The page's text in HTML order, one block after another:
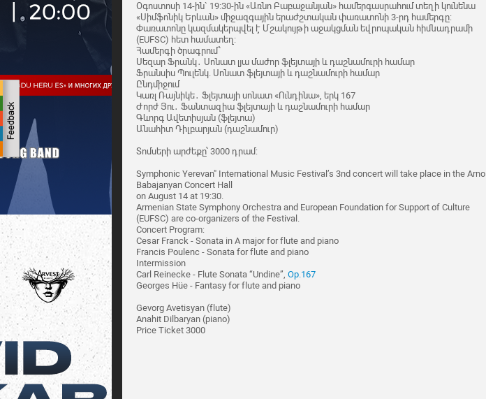
Օգոստոսի 14-ին` 19:30-ին «Առնո Բաբաջանյան» համերգասրահում տեղի կունենա
«Սիմֆոնիկ Երևան» միջազգային երաժշտական փառատոնի 3-րդ համերգը:
Փառատոնը կազմակերպվել է Մշակույթի աջակցման եվրոպական հիմնադրամի
(EUFSC) հետ համատեղ:
Համերգի ծրագրում՝
Սեզար Ֆրանկ․ Սոնատ լյա մաժոր ֆլեյտայի և դաշնամուրի համար
Ֆրանսիս Պուլենկ. Սոնատ ֆլեյտայի և դաշնամուրի համար
Ընդմիջում
Կառլ Ռայնիկե․ Ֆլեյտայի սոնատ «Ունդինա», երկ 167
Ժորժ Յու․ Ֆանտազիա ֆլեյտայի և դաշնամուրի համար
Գևորգ Ավետիսյան (ֆլեյտա)
Անահիտ Դիլբարյան (դաշնամուր)
Տոմսերի արժեքը՝ 3000 դրամ:
Symphonic Yerevan" International Music Festival’s 3nd concert will take place in the Arno
Babajanyan Concert Hall
on August 14 at 19:30.
Armenian State Symphony Orchestra and European Foundation for Support of Culture
(EUFSC) are co-organizers of the Festival.
Concert Program:
Cesar Franck - Sonata in A major for flute and piano
Francis Poulenc - Sonata for flute and piano
Intermission
Carl Reinecke - Flute Sonata “Undine”, Op.167
Georges Hüe - Fantasy for flute and piano
Gevorg Avetisyan (flute)
Anahit Dilbaryan (piano)
Price Ticket 3000